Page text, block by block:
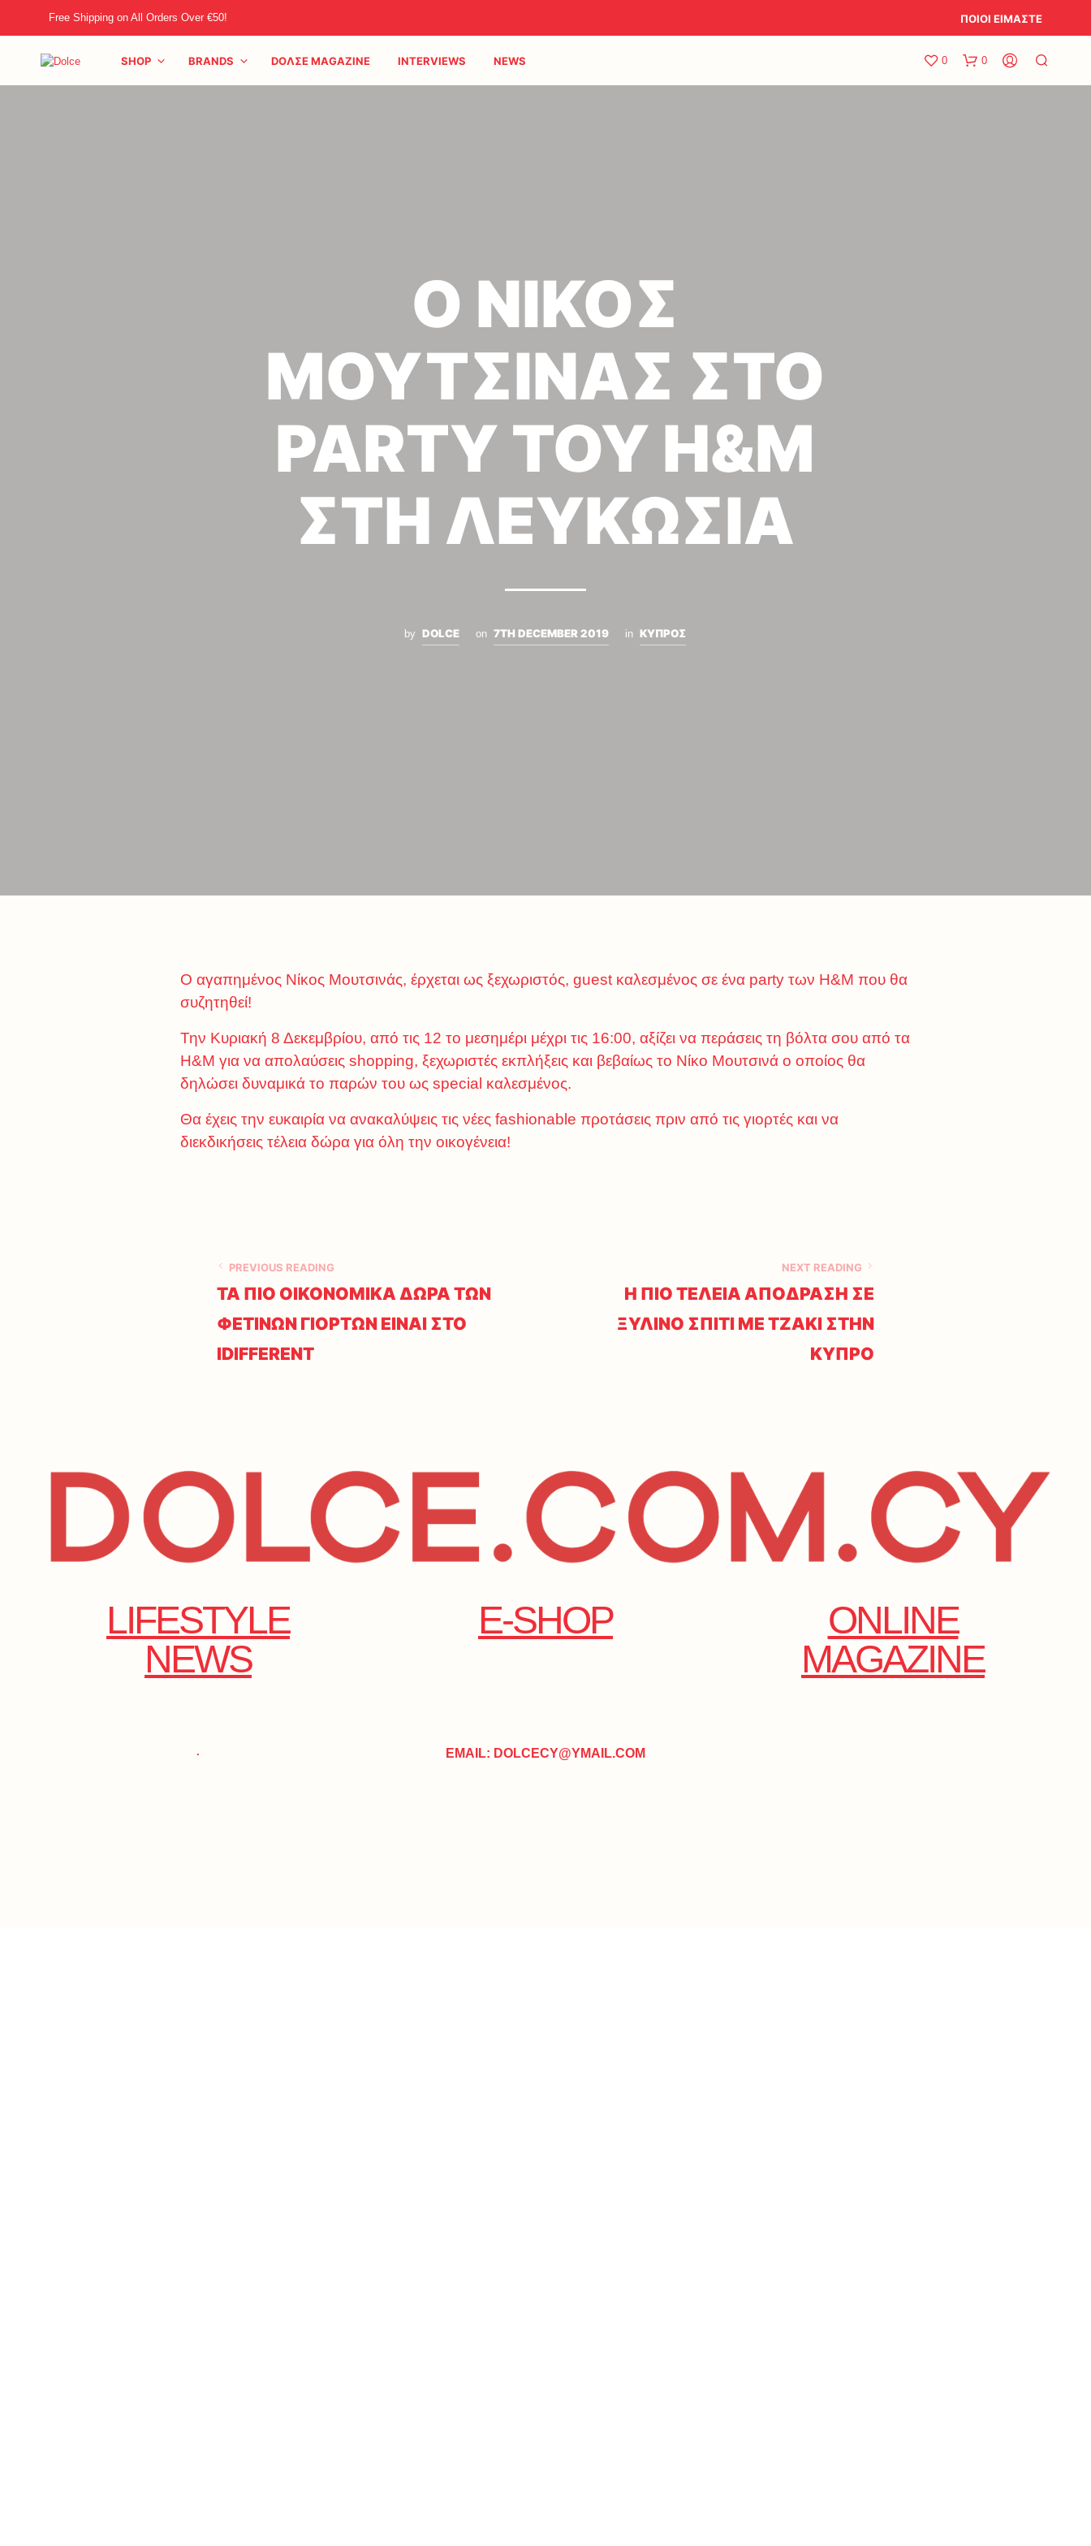
Free Shipping on All Orders Over €50! ΠΟΙΟΙ ΕΙΜΑΣΤΕ
SHOP BRANDS DOΛΣE MAGAZINE INTERVIEWS NEWS 0 0
Ο ΝΙΚΟΣ
ΜΟΥΤΣΙΝΑΣ ΣΤΟ
PARTY ΤΟΥ H&M
ΣΤΗ ΛΕΥΚΩΣΙΑ
by DOLCE on 7TH DECEMBER 2019 in ΚΥΠΡΟΣ
Ο αγαπημένος Νίκος Μουτσινάς, έρχεται ως ξεχωριστός, guest καλεσμένος σε ένα party των H&M που θα
συζητηθεί!
Την Κυριακή 8 Δεκεμβρίου, από τις 12 το μεσημέρι μέχρι τις 16:00, αξίζει να περάσεις τη βόλτα σου από τα
H&M για να απολαύσεις shopping, ξεχωριστές εκπλήξεις και βεβαίως το Νίκο Μουτσινά ο οποίος θα
δηλώσει δυναμικά το παρών του ως special καλεσμένος.
Θα έχεις την ευκαιρία να ανακαλύψεις τις νέες fashionable προτάσεις πριν από τις γιορτές και να
διεκδικήσεις τέλεια δώρα για όλη την οικογένεια!
PREVIOUS READING
ΤΑ ΠΙΟ ΟΙΚΟΝΟΜΙΚΑ ΔΩΡΑ ΤΩΝ
ΦΕΤΙΝΩΝ ΓΙΟΡΤΩΝ ΕΙΝΑΙ ΣΤΟ
IDIFFERENT
NEXT READING
Η ΠΙΟ ΤΕΛΕΙΑ ΑΠΟΔΡΑΣΗ ΣΕ
ΞΥΛΙΝΟ ΣΠΙΤΙ ΜΕ ΤΖΑΚΙ ΣΤΗΝ
ΚΥΠΡΟ
LIFESTYLE
NEWS
E-SHOP
ONLINE
MAGAZINE
. EMAIL: DOLCECY@YMAIL.COM